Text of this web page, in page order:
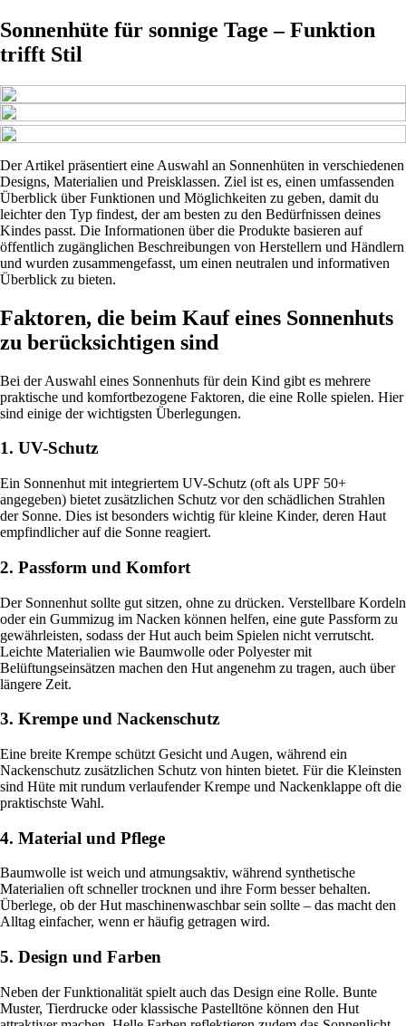
Sonnenhüte für sonnige Tage – Funktion
trifft Stil
Der Artikel präsentiert eine Auswahl an Sonnenhüten in verschiedenen
Designs, Materialien und Preisklassen. Ziel ist es, einen umfassenden
Überblick über Funktionen und Möglichkeiten zu geben, damit du
leichter den Typ findest, der am besten zu den Bedürfnissen deines
Kindes passt. Die Informationen über die Produkte basieren auf
öffentlich zugänglichen Beschreibungen von Herstellern und Händlern
und wurden zusammengefasst, um einen neutralen und informativen
Überblick zu bieten.
Faktoren, die beim Kauf eines Sonnenhuts
zu berücksichtigen sind
Bei der Auswahl eines Sonnenhuts für dein Kind gibt es mehrere
praktische und komfortbezogene Faktoren, die eine Rolle spielen. Hier
sind einige der wichtigsten Überlegungen.
1. UV-Schutz
Ein Sonnenhut mit integriertem UV-Schutz (oft als UPF 50+
angegeben) bietet zusätzlichen Schutz vor den schädlichen Strahlen
der Sonne. Dies ist besonders wichtig für kleine Kinder, deren Haut
empfindlicher auf die Sonne reagiert.
2. Passform und Komfort
Der Sonnenhut sollte gut sitzen, ohne zu drücken. Verstellbare Kordeln
oder ein Gummizug im Nacken können helfen, eine gute Passform zu
gewährleisten, sodass der Hut auch beim Spielen nicht verrutscht.
Leichte Materialien wie Baumwolle oder Polyester mit
Belüftungseinsätzen machen den Hut angenehm zu tragen, auch über
längere Zeit.
3. Krempe und Nackenschutz
Eine breite Krempe schützt Gesicht und Augen, während ein
Nackenschutz zusätzlichen Schutz von hinten bietet. Für die Kleinsten
sind Hüte mit rundum verlaufender Krempe und Nackenklappe oft die
praktischste Wahl.
4. Material und Pflege
Baumwolle ist weich und atmungsaktiv, während synthetische
Materialien oft schneller trocknen und ihre Form besser behalten.
Überlege, ob der Hut maschinenwaschbar sein sollte – das macht den
Alltag einfacher, wenn er häufig getragen wird.
5. Design und Farben
Neben der Funktionalität spielt auch das Design eine Rolle. Bunte
Muster, Tierdrucke oder klassische Pastelltöne können den Hut